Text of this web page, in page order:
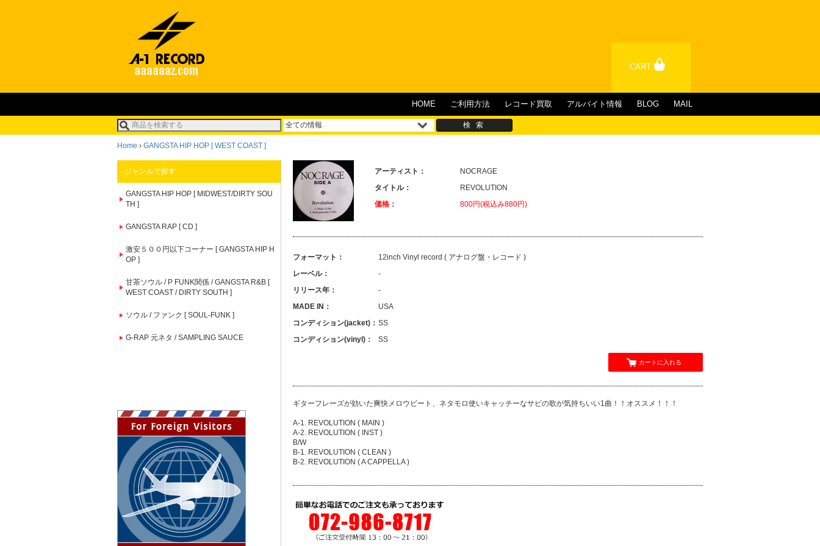
CART
HOME ご利用方法 レコード買取 アルバイト情報 BLOG MAIL
Home › GANGSTA HIP HOP [ WEST COAST ]
ジャンルで探す
GANGSTA HIP HOP [ MIDWEST/DIRTY SOU
TH ]
GANGSTA RAP [ CD ]
激安５００円以下コーナー [ GANGSTA HIP H
OP ]
甘茶ソウル / P FUNK関係 / GANGSTA R&B [
WEST COAST / DIRTY SOUTH ]
ソウル / ファンク [ SOUL-FUNK ]
G-RAP 元ネタ / SAMPLING SAUCE
アーティスト：
NOCRAGE
タイトル：
REVOLUTION
価格：
800円(税込み880円)
フォーマット：
12inch Vinyl record ( アナログ盤・レコード )
レーベル：
-
リリース年：
-
MADE IN：
USA
コンディション(jacket)： SS
コンディション(vinyl)：
SS
カートに入れる
ギターフレーズが効いた爽快メロウビート、ネタモロ使いキャッチーなサビの歌が気持ちいい1曲！！オススメ！！！
A-1. REVOLUTION ( MAIN )
A-2. REVOLUTION ( INST )
B/W
B-1. REVOLUTION ( CLEAN )
B-2. REVOLUTION ( A CAPPELLA )